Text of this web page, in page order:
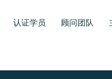
认证学员 顾问团队